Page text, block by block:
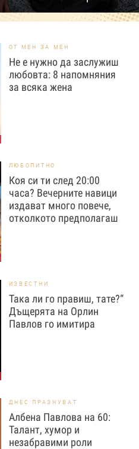
ОТ МЕН ЗА МЕН
Не е нужно да заслужиш
любовта: 8 напомняния
за всяка жена
ЛЮБОПИТНО
Коя си ти след 20:00
часа? Вечерните навици
издават много повече,
отколкото предполагаш
ИЗВЕСТНИ
Така ли го правиш, тате?“
Дъщерята на Орлин
Павлов го имитира
ДНЕС ПРАЗНУВАТ
Албена Павлова на 60:
Талант, хумор и
незабравими роли